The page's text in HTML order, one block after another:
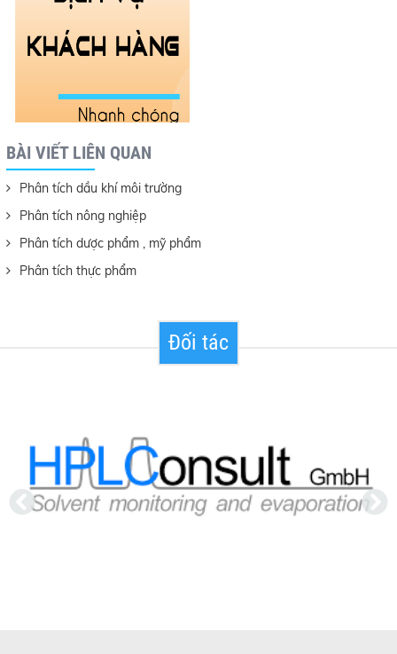
BÀI VIẾT LIÊN QUAN
Phân tích dầu khí môi trường
Phân tích nông nghiệp
Phân tích dược phẩm , mỹ phẩm
Phân tích thực phẩm
Đối tác